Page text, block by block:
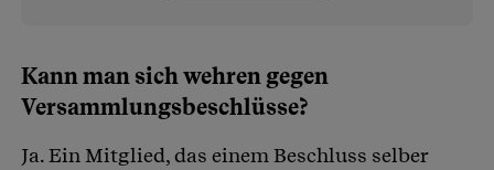
Kann man sich wehren gegen
Versammlungsbeschlüsse?
Ja. Ein Mitglied, das einem Beschluss selber